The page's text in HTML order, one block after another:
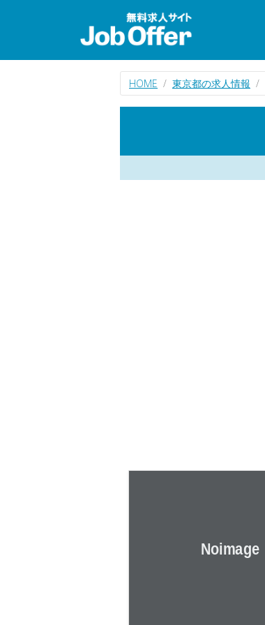
HOME 東京都の求人情報